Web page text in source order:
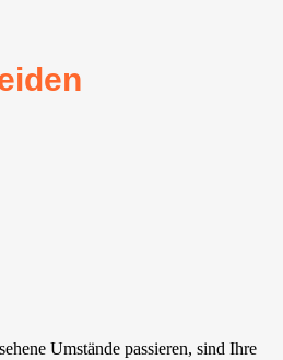
Umstände passieren, sind Ihre